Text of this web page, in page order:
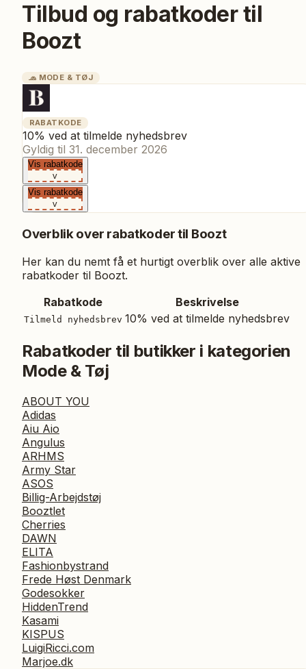
Tilbud og rabatkoder til
Boozt
🧢 MODE & TØJ
RABATKODE
10% ved at tilmelde nyhedsbrev
Gyldig til 31. december 2026
Vis rabatkode
v
Vis rabatkode
v
Overblik over rabatkoder til Boozt
Her kan du nemt få et hurtigt overblik over alle aktive
rabatkoder til Boozt.
Rabatkode
Beskrivelse
Tilmeld nyhedsbrev 10% ved at tilmelde nyhedsbrev
Rabatkoder til butikker i kategorien
Mode & Tøj
ABOUT YOU
Adidas
Aiu Aio
Angulus
ARHMS
Army Star
ASOS
Billig-Arbejdstøj
Booztlet
Cherries
DAWN
ELITA
Fashionbystrand
Frede Høst Denmark
Godesokker
HiddenTrend
Kasami
KISPUS
LuigiRicci.com
Marjoe.dk